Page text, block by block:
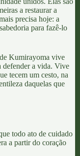
a restaurar a
precisa hoje: a
para fazê-lo
Kumirayoma vive
defender a vida. Vive
tecem um cesto, na
daquelas que
todo ato de cuidado
a partir do coração